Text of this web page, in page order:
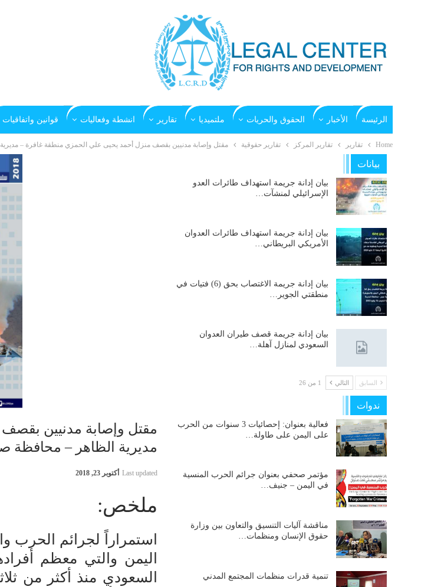
الرئيسة الأخبار الحقوق والحريات ملتميديا تقارير انشطة وفعاليات قوانين واتفاقيات
Home تقارير تقارير المركز تقارير حقوقية مقتل وإصابة مدنيين بقصف منزل أحمد يحيى علي الحمزي منطقة غافرة – مديرية الظاهر –
مقتل وإصابة مدنيين
مديرية الظاهر – محافظة صعدة بتاريخ
Last updated أكتوبر 23, 2018
ملخص:
استمراراً لجرائم الحرب
اليمن والتي معظم
السعودي منذ أكثر من
بيانات
بيان إدانة جريمة استهداف طائرات العدو
الإسرائيلي لمنشآت…
بيان إدانة جريمة استهداف طائرات العدوان
الأمريكي البريطاني…
بيان إدانة جريمة الاغتصاب بحق (6) فتيات في
منطقتي الجوير…
بيان إدانة جريمة قصف طيران العدوان
السعودي لمنازل آهلة…
السابق التالي 1 من 26
ندوات
فعالية بعنوان: إحصائيات 3 سنوات من الحرب
على اليمن على طاولة…
مؤتمر صحفي بعنوان جرائم الحرب المنسية
في اليمن – جنيف…
مناقشة آليات التنسيق والتعاون بين وزارة
حقوق الإنسان ومنظمات…
تنمية قدرات منظمات المجتمع المدني